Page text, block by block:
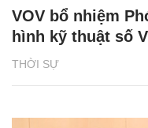
THỜI SỰ
VOV bổ nhiệm
hình kỹ thuật số